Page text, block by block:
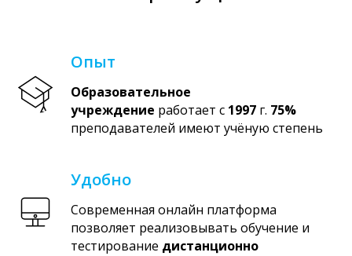
Опыт
Образовательное
учреждение работает с 1997 г. 75%
преподавателей имеют учёную степень
Удобно
Современная онлайн платформа
позволяет реализовывать обучение и
тестирование дистанционно